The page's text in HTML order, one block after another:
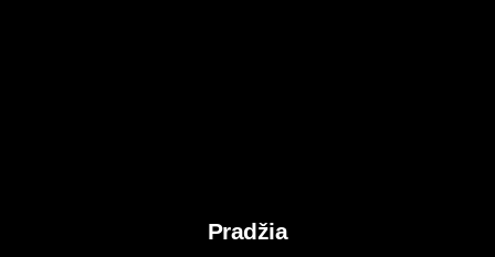
Pradžia